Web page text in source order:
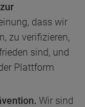
dass wir
zu verifizieren,
sind, und
Plattform
Wir sind